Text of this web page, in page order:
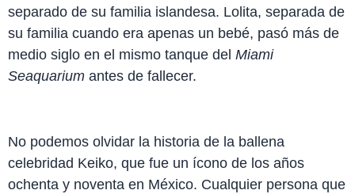
separado de su familia islandesa. Lolita, separada de
su familia cuando era apenas un bebé, pasó más de
medio siglo en el mismo tanque del Miami
Seaquarium antes de fallecer.
No podemos olvidar la historia de la ballena
celebridad Keiko, que fue un ícono de los años
ochenta y noventa en México. Cualquier persona que